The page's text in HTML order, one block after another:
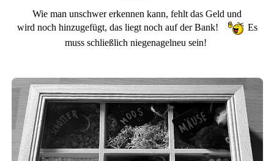
Wie man unschwer erkennen kann, fehlt das Geld und
wird noch hinzugefügt, das liegt noch auf der Bank!
Es
muss schließlich niegenagelneu sein!